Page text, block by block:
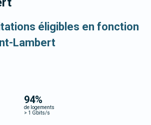
éligibles en fonction
Lambert
94%
de logements
> 1 Gbits/s